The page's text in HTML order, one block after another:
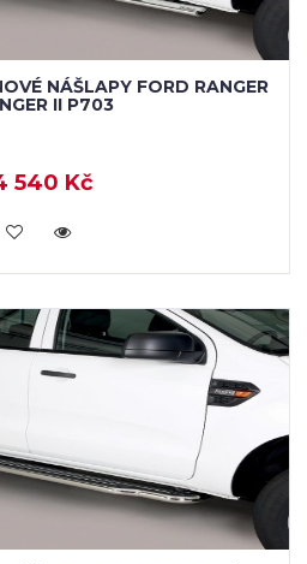
NÁŠLAPY FORD RANGER
II P703
540 Kč
KOUPIT